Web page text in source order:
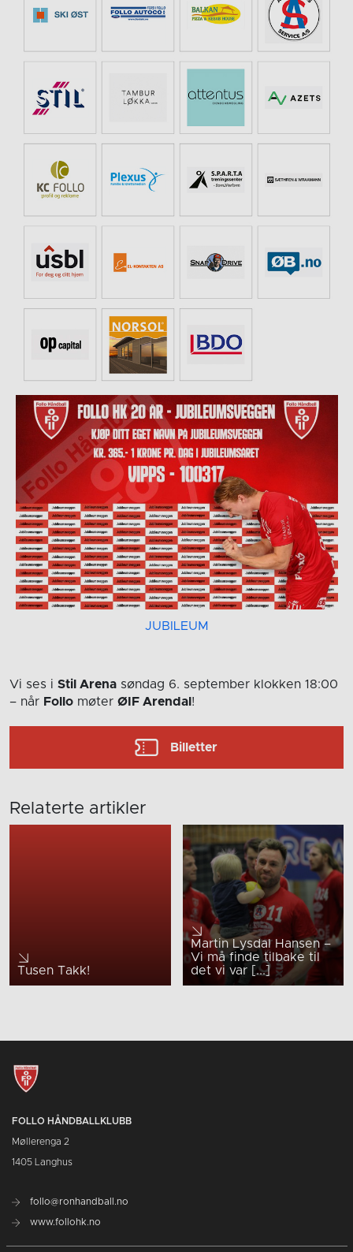
JUBILEUM
Vi ses i Stil Arena søndag 6. september klokken 18:00
– når Follo møter ØIF Arendal !
Billetter
Relaterte artikler
Tusen Takk!
Martin Lysdal Hansen –
Vi må finde tilbake til
det vi var [...]
FOLLO HÅNDBALLKLUBB
Møllerenga 2
1405 Langhus
follo@ronhandball.no
www.follohk.no